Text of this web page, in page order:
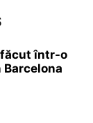
făcut într-o